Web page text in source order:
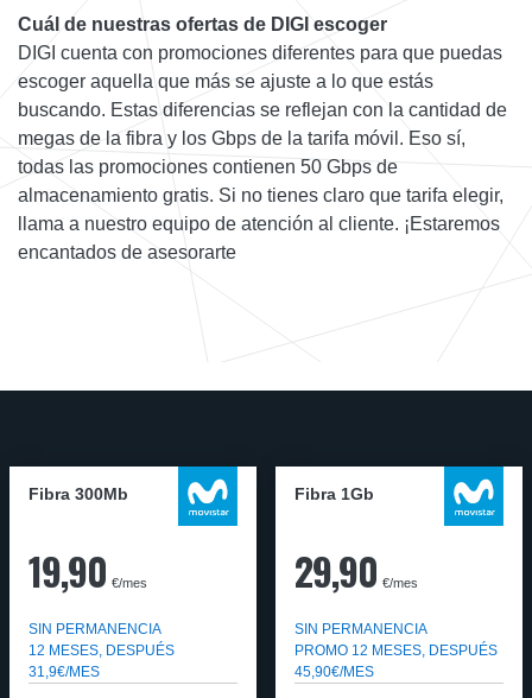
Cuál de nuestras ofertas de DIGI escoger
DIGI cuenta con promociones diferentes para que puedas
escoger aquella que más se ajuste a lo que estás
buscando. Estas diferencias se reflejan con la cantidad de
megas de la fibra y los Gbps de la tarifa móvil. Eso sí,
todas las promociones contienen 50 Gbps de
almacenamiento gratis. Si no tienes claro que tarifa elegir,
llama a nuestro equipo de atención al cliente. ¡Estaremos
encantados de asesorarte
Fibra 300Mb
19,90 €/mes
SIN PERMANENCIA
12 MESES, DESPUÉS
31,9€/MES
Fibra 1Gb
29,90 €/mes
SIN PERMANENCIA
PROMO 12 MESES, DESPUÉS
45,90€/MES